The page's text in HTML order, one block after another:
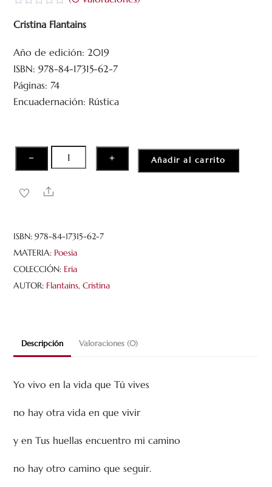
a
r
d
o
c
o
5
Cristina Flantains
Año de edición: 2019
ISBN: 978-84-17315-62-7
Páginas: 74
Encuadernación: Rústica
−
quilma
del
la
clemencia
de
Maldoror)
+ Añadir al carrito
Share
ISBN:978-84-17315-62-7
MATERIA: Poesia
COLECCIÓN: Eria
AUTOR: Flantains, Cristina
Descripción Valoraciones (0)
Yo vivo en la vida que Tú vives
no hay otra vida en que vivir
y en Tus huellas encuentro mi camino
no hay otro camino que seguir.